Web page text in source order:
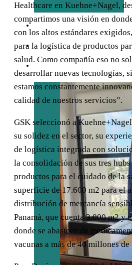
aranceles
EMPRESAS
ENTREVISTAS
Healthcare en Kuehne+Nagel,
compartimos una visión en
con los altos estándares
para la logística de productos
salud. Como compañía eso no
desarrollar nuevas tecnologías,
estamos constantemente
calidad de nuestros servicios”.
GSK seleccionó a
su solidez en el sector, su
de logística integrada con
la consolidación de sus tres
productos para el cuidado de la
superficie de 17.600 m2 para el
distribución de mercancía
Panamá, que cuenta 3.000 m2 y
donde se abastece de
vacunas a más de 40 millones